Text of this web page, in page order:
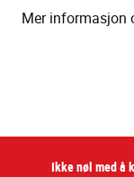
Mer informasjon
Ikke nøl med å